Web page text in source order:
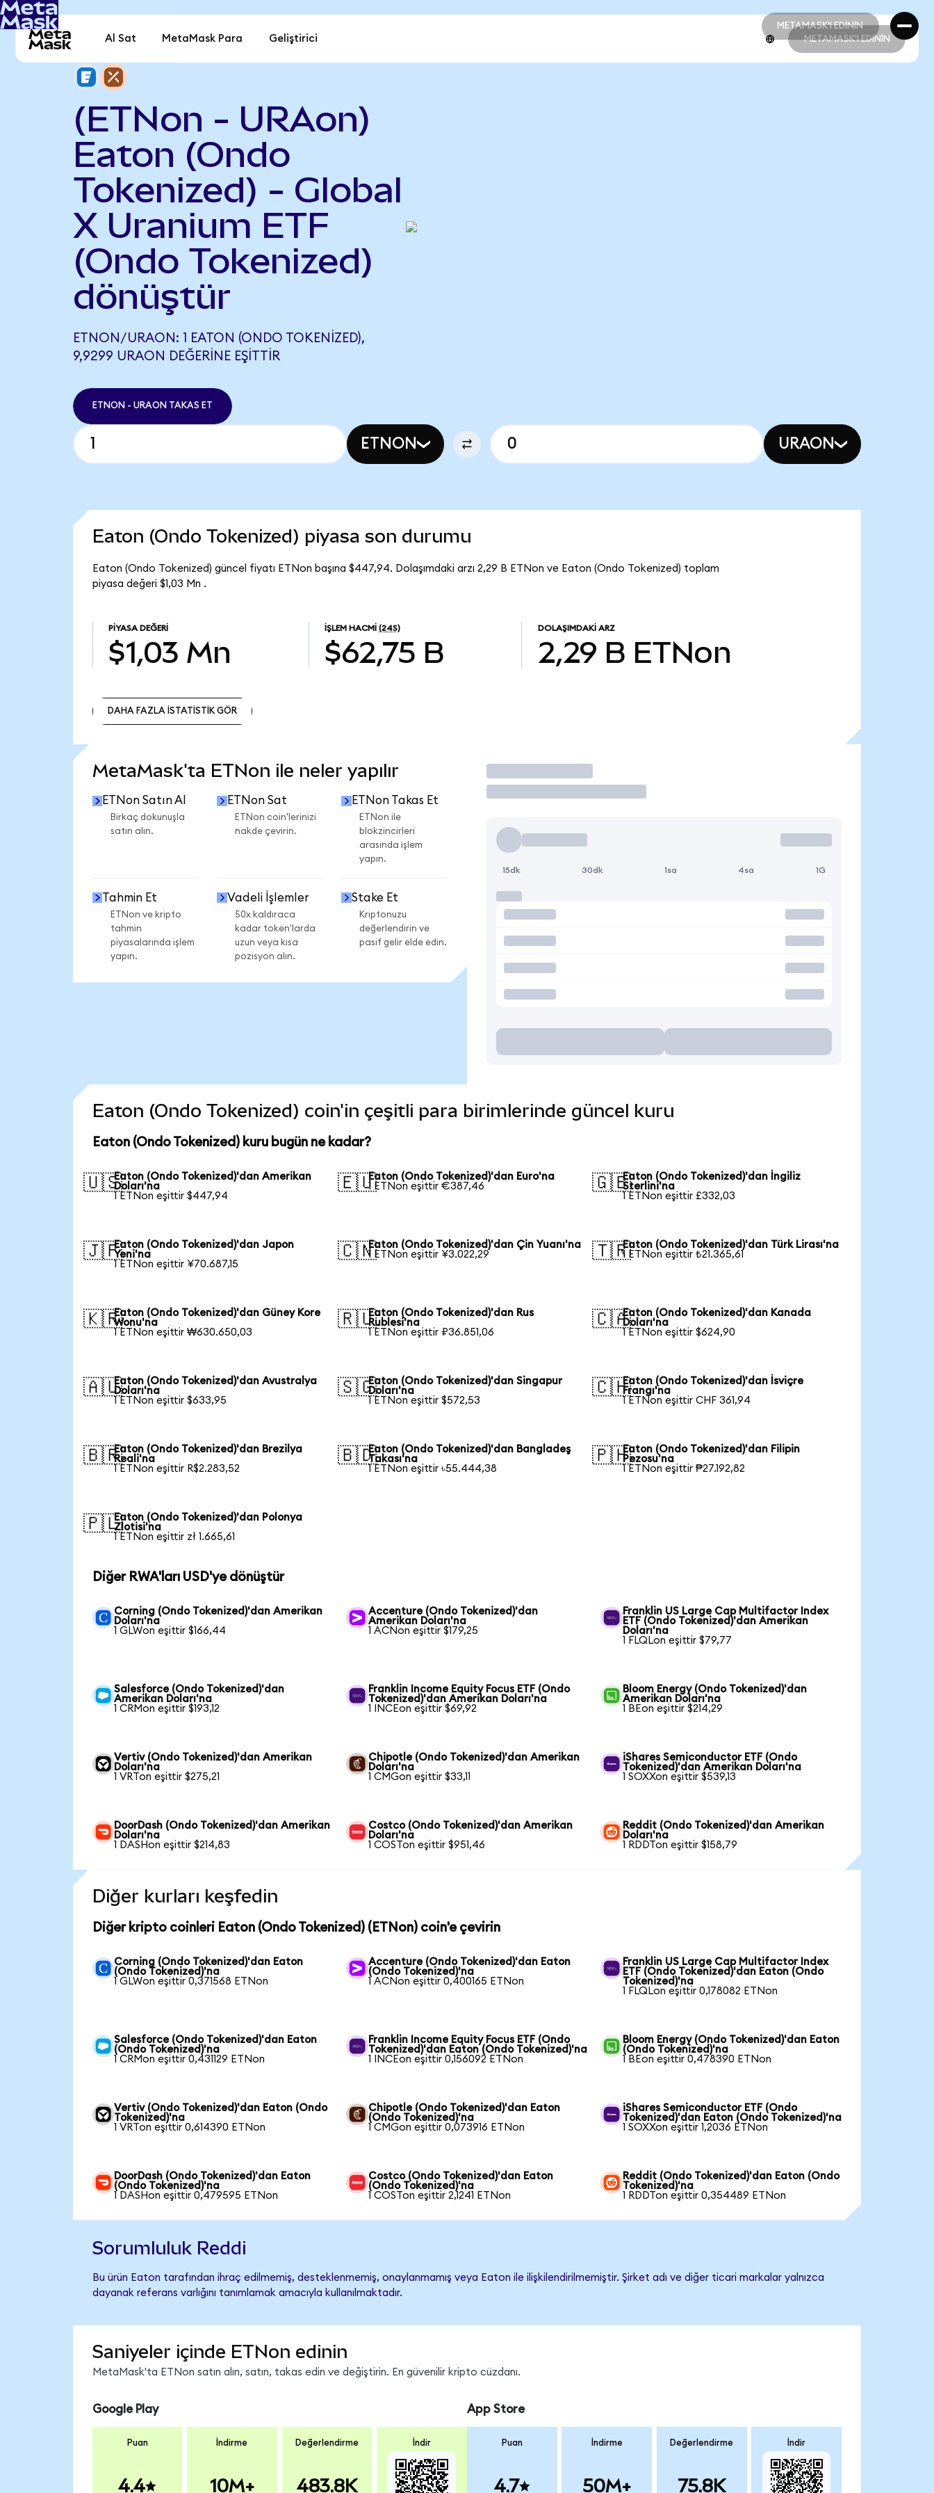
METAMASK'I EDİNİN
METAMASK'I EDİNİN
Al Sat MetaMask Para Geliştirici METAMASK'I EDİNİN
(ETNon - URAon)
Eaton (Ondo
Tokenized) - Global
X Uranium ETF
(Ondo Tokenized)
dönüştür
ETNON/URAON: 1 EATON (ONDO TOKENIZED),
9,9299 URAON DEĞERINE EŞITTIR
ETNON - URAON TAKAS ET
ETNON URAON
Eaton (Ondo Tokenized) piyasa son durumu
Eaton (Ondo Tokenized) güncel fiyatı ETNon başına $447,94. Dolaşımdaki arzı 2,29 B ETNon ve Eaton (Ondo Tokenized) toplam
piyasa değeri $1,03 Mn .
PIYASA DEĞERI
$1,03 Mn
İŞLEM HACMI (24S)
$62,75 B
DOLAŞIMDAKI ARZ
2,29 B ETNon
DAHA FAZLA İSTATİSTİK GÖR
MetaMask'ta ETNon ile neler yapılır
ETNon Satın Al
Birkaç dokunuşla
satın alın.
ETNon Sat
ETNon coin'lerinizi
nakde çevirin.
ETNon Takas Et
ETNon ile
blokzincirleri
arasında işlem
yapın.
Tahmin Et
ETNon ve kripto
tahmin
piyasalarında işlem
yapın.
Vadeli İşlemler
50x kaldıraca
kadar token'larda
uzun veya kısa
pozisyon alın.
Stake Et
Kriptonuzu
değerlendirin ve
pasif gelir elde edin.
İşlem Yap
15dk 30dk 1sa 4sa 1G
Eaton (Ondo Tokenized) coin'in çeşitli para birimlerinde güncel kuru
Eaton (Ondo Tokenized) kuru bugün ne kadar?
🇺🇸Eaton (Ondo Tokenized)'dan Amerikan
Doları'na
1 ETNon eşittir $447,94
🇪🇺Eaton (Ondo Tokenized)'dan Euro'na
1 ETNon eşittir €387,46
🇬🇧Eaton (Ondo Tokenized)'dan İngiliz
Sterlini'na
1 ETNon eşittir £332,03
🇯🇵Eaton (Ondo Tokenized)'dan Japon
Yeni'na
1 ETNon eşittir ¥70.687,15
🇨🇳Eaton (Ondo Tokenized)'dan Çin Yuanı'na
1 ETNon eşittir ¥3.022,29
🇹🇷Eaton (Ondo Tokenized)'dan Türk Lirası'na
1 ETNon eşittir ₺21.365,61
🇰🇷Eaton (Ondo Tokenized)'dan Güney Kore
Wonu'na
1 ETNon eşittir ₩630.650,03
🇷🇺Eaton (Ondo Tokenized)'dan Rus
Rublesi'na
1 ETNon eşittir ₽36.851,06
🇨🇦Eaton (Ondo Tokenized)'dan Kanada
Doları'na
1 ETNon eşittir $624,90
🇦🇺Eaton (Ondo Tokenized)'dan Avustralya
Doları'na
1 ETNon eşittir $633,95
🇸🇬Eaton (Ondo Tokenized)'dan Singapur
Doları'na
1 ETNon eşittir $572,53
🇨🇭Eaton (Ondo Tokenized)'dan İsviçre
Frangı'na
1 ETNon eşittir CHF 361,94
🇧🇷Eaton (Ondo Tokenized)'dan Brezilya
Reali'na
1 ETNon eşittir R$2.283,52
🇧🇩Eaton (Ondo Tokenized)'dan Bangladeş
Takası'na
1 ETNon eşittir ৳55.444,38
🇵🇭Eaton (Ondo Tokenized)'dan Filipin
Pezosu'na
1 ETNon eşittir ₱27.192,82
🇵🇱Eaton (Ondo Tokenized)'dan Polonya
Zlotisi'na
1 ETNon eşittir zł 1.665,61
Diğer RWA'ları USD'ye dönüştür
Corning (Ondo Tokenized)'dan Amerikan
Doları'na
1 GLWon eşittir $166,44
Accenture (Ondo Tokenized)'dan
Amerikan Doları'na
1 ACNon eşittir $179,25
Franklin US Large Cap Multifactor Index
ETF (Ondo Tokenized)'dan Amerikan
Doları'na
1 FLQLon eşittir $79,77
Salesforce (Ondo Tokenized)'dan
Amerikan Doları'na
1 CRMon eşittir $193,12
Franklin Income Equity Focus ETF (Ondo
Tokenized)'dan Amerikan Doları'na
1 INCEon eşittir $69,92
Bloom Energy (Ondo Tokenized)'dan
Amerikan Doları'na
1 BEon eşittir $214,29
Vertiv (Ondo Tokenized)'dan Amerikan
Doları'na
1 VRTon eşittir $275,21
Chipotle (Ondo Tokenized)'dan Amerikan
Doları'na
1 CMGon eşittir $33,11
iShares Semiconductor ETF (Ondo
Tokenized)'dan Amerikan Doları'na
1 SOXXon eşittir $539,13
DoorDash (Ondo Tokenized)'dan Amerikan
Doları'na
1 DASHon eşittir $214,83
Costco (Ondo Tokenized)'dan Amerikan
Doları'na
1 COSTon eşittir $951,46
Reddit (Ondo Tokenized)'dan Amerikan
Doları'na
1 RDDTon eşittir $158,79
Diğer kurları keşfedin
Diğer kripto coinleri Eaton (Ondo Tokenized) (ETNon) coin'e çevirin
Corning (Ondo Tokenized)'dan Eaton
(Ondo Tokenized)'na
1 GLWon eşittir 0,371568 ETNon
Accenture (Ondo Tokenized)'dan Eaton
(Ondo Tokenized)'na
1 ACNon eşittir 0,400165 ETNon
Franklin US Large Cap Multifactor Index
ETF (Ondo Tokenized)'dan Eaton (Ondo
Tokenized)'na
1 FLQLon eşittir 0,178082 ETNon
Salesforce (Ondo Tokenized)'dan Eaton
(Ondo Tokenized)'na
1 CRMon eşittir 0,431129 ETNon
Franklin Income Equity Focus ETF (Ondo
Tokenized)'dan Eaton (Ondo Tokenized)'na
1 INCEon eşittir 0,156092 ETNon
Bloom Energy (Ondo Tokenized)'dan Eaton
(Ondo Tokenized)'na
1 BEon eşittir 0,478390 ETNon
Vertiv (Ondo Tokenized)'dan Eaton (Ondo
Tokenized)'na
1 VRTon eşittir 0,614390 ETNon
Chipotle (Ondo Tokenized)'dan Eaton
(Ondo Tokenized)'na
1 CMGon eşittir 0,073916 ETNon
iShares Semiconductor ETF (Ondo
Tokenized)'dan Eaton (Ondo Tokenized)'na
1 SOXXon eşittir 1,2036 ETNon
DoorDash (Ondo Tokenized)'dan Eaton
(Ondo Tokenized)'na
1 DASHon eşittir 0,479595 ETNon
Costco (Ondo Tokenized)'dan Eaton
(Ondo Tokenized)'na
1 COSTon eşittir 2,1241 ETNon
Reddit (Ondo Tokenized)'dan Eaton (Ondo
Tokenized)'na
1 RDDTon eşittir 0,354489 ETNon
Sorumluluk Reddi
Bu ürün Eaton tarafından ihraç edilmemiş, desteklenmemiş, onaylanmamış veya Eaton ile ilişkilendirilmemiştir. Şirket adı ve diğer ticari markalar yalnızca
dayanak referans varlığını tanımlamak amacıyla kullanılmaktadır.
Saniyeler içinde ETNon edinin
MetaMask'ta ETNon satın alın, satın, takas edin ve değiştirin. En güvenilir kripto cüzdanı.
Google Play
Puan
4.4
İndirme
10M+
Değerlendirme
483.8K
İndir
App Store
Puan
4.7
İndirme
50M+
Değerlendirme
75.8K
İndir